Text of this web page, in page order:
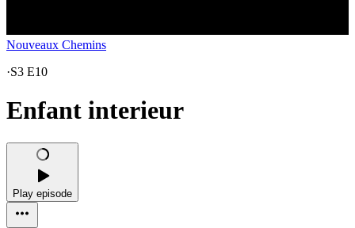
Nouveaux Chemins
·S3 E10
Enfant interieur
Play episode